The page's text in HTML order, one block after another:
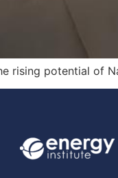
rising potential of